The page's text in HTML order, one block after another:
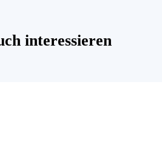
interessieren